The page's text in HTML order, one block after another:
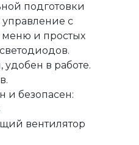
подготовки
управление с
и простых
в работе.
и безопасен:
вентилятор